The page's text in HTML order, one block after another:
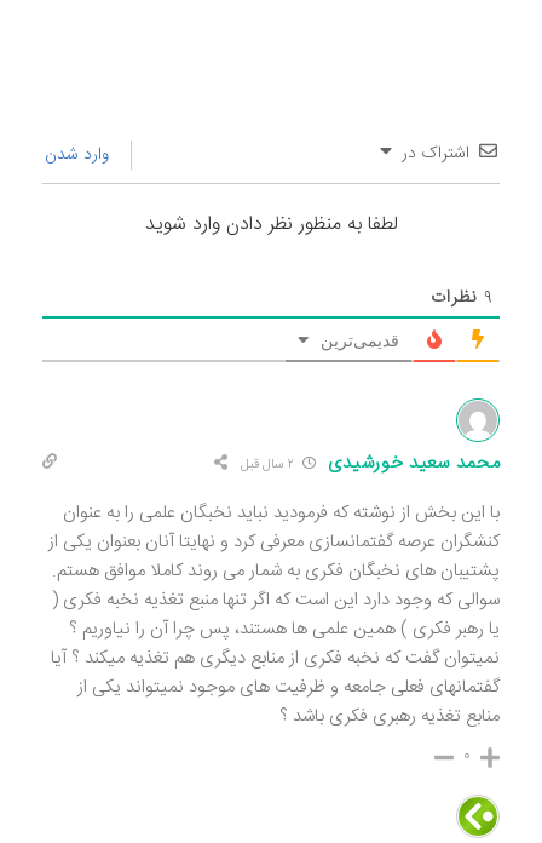
اشتراک در وارد شدن
لطفا به منظور نظر دادن وارد شوید
۹ نظرات
قدیمی‌ترین
محمد سعید خورشیدی
با این بخش از نوشته که فرمودید نباید نخبگان علمی را به عنوان
کنشگران عرصه گفتمانسازی معرفی کرد و نهایتا آنان بعنوان یکی از
پشتیبان های نخبگان فکری به شمار می روند کاملا موافق هستم.
سوالی که وجود دارد این است که اگر تنها منبع تغذیه نخبه فکری (
یا رهبر فکری ) همین علمی ها هستند، پس چرا آن را نیاوریم ؟
نمیتوان گفت که نخبه فکری از منابع دیگری هم تغذیه میکند ؟ آیا
گفتمانهای فعلی جامعه و ظرفیت های موجود نمیتواند یکی از
منابع تغذیه رهبری فکری باشد ؟
۰